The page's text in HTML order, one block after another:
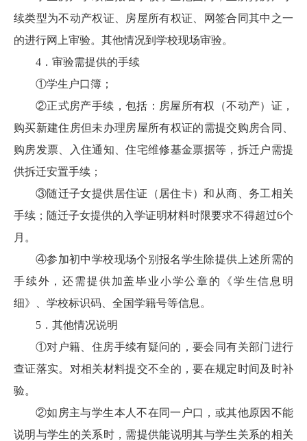
续类型为不动产权证、房屋所有权证、网签合同其中之一
的进行网上审验。其他情况到学校现场审验。
4．审验需提供的手续
①学生户口簿；
②正式房产手续，包括：房屋所有权（不动产）证，
购买新建住房但未办理房屋所有权证的需提交购房合同、
购房发票、入住通知、住宅维修基金票据等，拆迁户需提
供拆迁安置手续；
③随迁子女提供居住证（居住卡）和从商、务工相关
手续；随迁子女提供的入学证明材料时限要求不得超过6个
月。
④参加初中学校现场个别报名学生除提供上述所需的
手续外，还需提供加盖毕业小学公章的《学生信息明
细》、学校标识码、全国学籍号等信息。
5．其他情况说明
①对户籍、住房手续有疑问的，要会同有关部门进行
查证落实。对相关材料提交不全的，要在规定时间及时补
验。
②如房主与学生本人不在同一户口，或其他原因不能
说明与学生的关系时，需提供能说明其与学生关系的相关